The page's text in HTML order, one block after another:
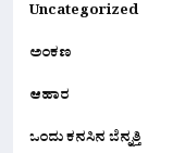
Uncategorized
ಅಂಕಣ
ಆಹಾರ
ಒಂದು ಕನಸಿನ ಬೆನ್ನತ್ತಿ